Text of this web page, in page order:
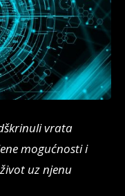
vrata
mogućnosti i
uz njenu